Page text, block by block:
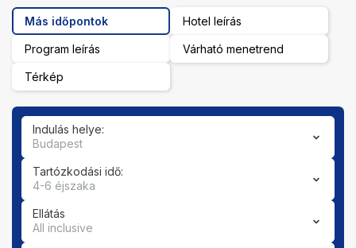
Más időpontok Hotel leírás
Program leírás Várható menetrend
Térkép
Indulás helye:
Budapest
Tartózkodási idő:
4-6 éjszaka
Ellátás
All inclusive